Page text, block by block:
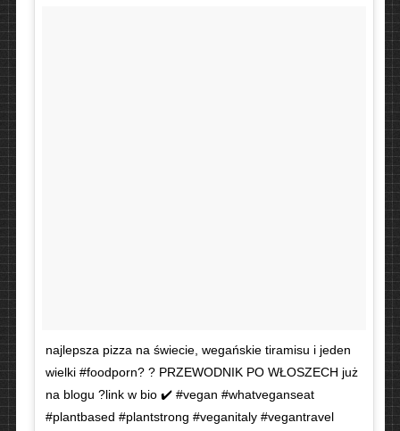
najlepsza pizza na świecie, wegańskie tiramisu i jeden
wielki #foodporn? ? PRZEWODNIK PO WŁOSZECH już
na blogu ?link w bio ✔️ #vegan #whatveganseat
#plantbased #plantstrong #veganitaly #vegantravel